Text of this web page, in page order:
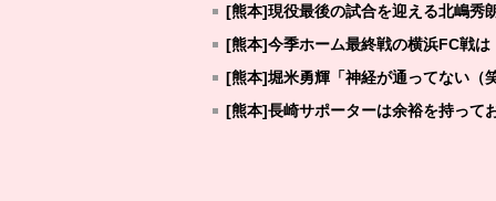
[熊本]現役最後の試合を迎える北嶋秀
[熊本]今季ホーム最終戦の横浜FC戦
[熊本]堀米勇輝「神経が通ってない（
[熊本]長崎サポーターは余裕を持って